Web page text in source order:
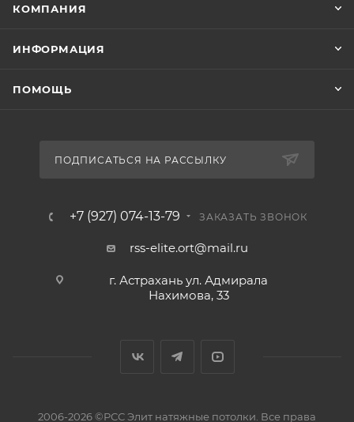
КОМПАНИЯ
ИНФОРМАЦИЯ
ПОМОЩЬ
ПОДПИСАТЬСЯ НА РАССЫЛКУ
+7 (927) 074-13-79 ЗАКАЗАТЬ ЗВОНОК
rss-elite.ort@mail.ru
г. Астрахань ул. Адмирала
Нахимова, 33
2006-2026 ©РСС Элит натяжные потолки. Все права